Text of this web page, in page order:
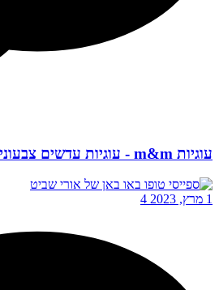
עוגיות m&m - עוגיות עדשים צבעוניות טבעוניות
1 מרץ, 2023 4